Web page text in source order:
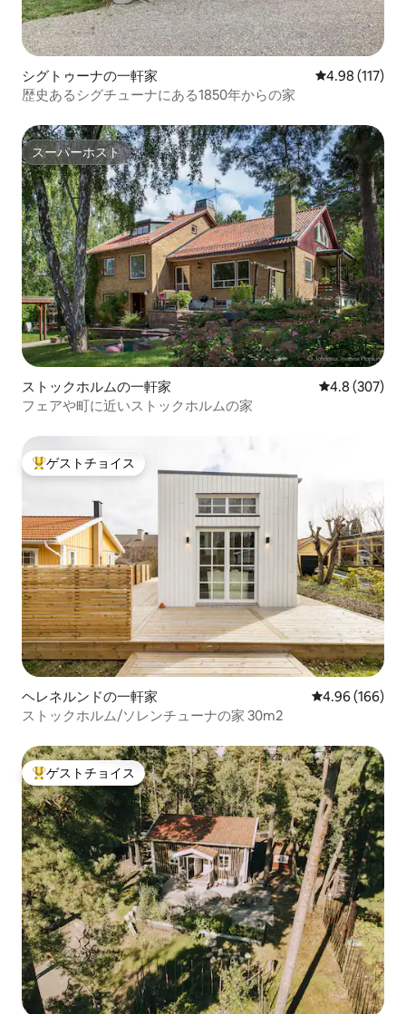
シグトゥーナの一軒家 レビュー117
4.98 (117)
歴史あるシグチューナにある1850年からの家
スーパーホスト
スーパーホスト
ストックホルムの一軒家 レビュー307
4.8 (307)
フェアや町に近いストックホルムの家
大好評のゲストチョイスです。
ゲストチョイス
ヘレネルンドの一軒家 レビュー166
4.96 (166)
ストックホルム/ソレンチューナの家 30m2
大好評のゲストチョイスです。
ゲストチョイス